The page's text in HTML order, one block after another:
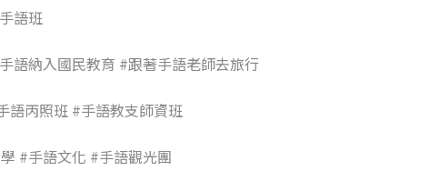
語班
語納入國民教育 #跟著手語老師去旅行
語丙照班 #手語教支師資班
#手語文化 #手語觀光團